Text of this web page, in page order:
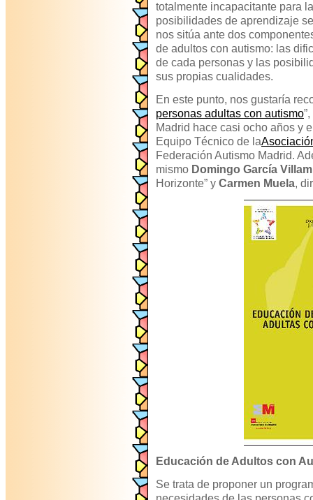
totalmente incapacitante para
posibilidades de aprendizaje
nos sitúa ante dos
de adultos con autismo: las
de cada personas y las
sus propias cualidades.
En este punto, nos gustaría
personas adultas con autismo
Madrid hace casi ocho años y
Equipo Técnico de la
Federación Autismo Madrid.
mismo Domingo García
Horizonte” y Carmen Muela,
Educación de Adultos con
Se trata de proponer un